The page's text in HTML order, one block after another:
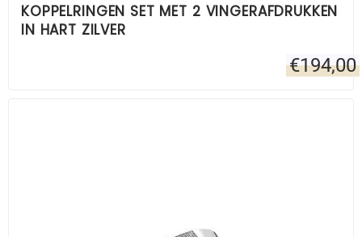
KOPPELRINGEN SET MET 2 VINGERAFDRUKKEN
IN HART ZILVER
€194,00